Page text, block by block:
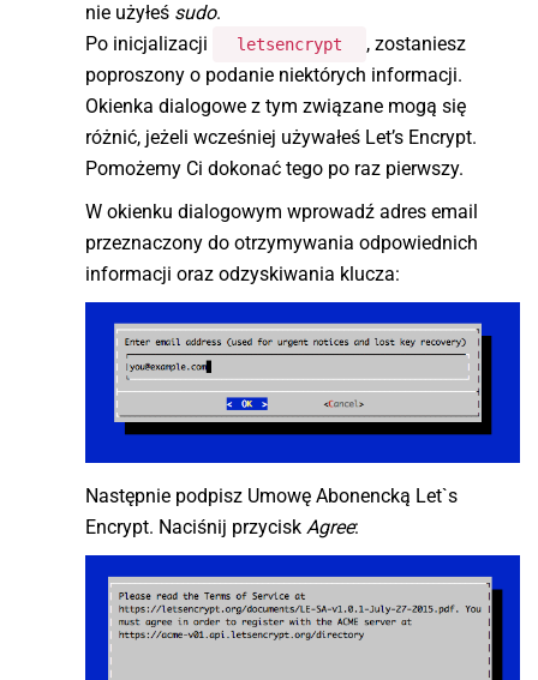
nie użyłeś sudo.
Po inicjalizacji
letsencrypt
, zostaniesz
poproszony o podanie niektórych informacji.
Okienka dialogowe z tym związane mogą się
różnić, jeżeli wcześniej używałeś Let’s Encrypt.
Pomożemy Ci dokonać tego po raz pierwszy.
W okienku dialogowym wprowadź adres email
przeznaczony do otrzymywania odpowiednich
informacji oraz odzyskiwania klucza:
Następnie podpisz Umowę Abonencką Let`s
Encrypt. Naciśnij przycisk Agree: